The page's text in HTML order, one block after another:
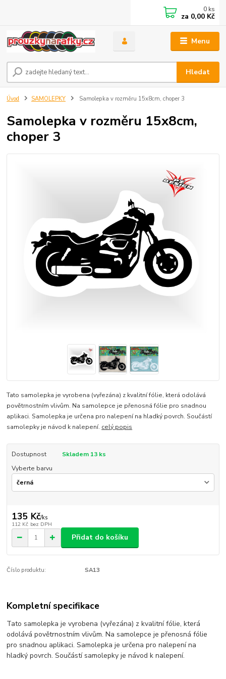
Menu
Hledat
0 ks
za 0,00 Kč
Úvod SAMOLEPKY Samolepka v rozměru 15x8cm, choper 3
Samolepka v rozměru 15x8cm,
choper 3
Tato samolepka je vyrobena (vyřezána) z kvalitní fólie, která odolává
povětrnostním vlivům. Na samolepce je přenosná fólie pro snadnou
aplikaci. Samolepka je určena pro nalepení na hladký povrch. Součástí
samolepky je návod k nalepení. celý popis
Dostupnost
Skladem 13 ks
Vyberte barvu
135 Kč/ks
112 Kč bez DPH
Přidat do košíku
Číslo produktu: SA13
Kompletní specifikace
Tato samolepka je vyrobena (vyřezána) z kvalitní fólie, která
odolává povětrnostním vlivům. Na samolepce je přenosná fólie
pro snadnou aplikaci. Samolepka je určena pro nalepení na
hladký povrch. Součástí samolepky je návod k nalepení.